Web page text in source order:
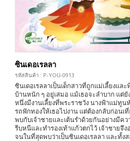
ซินเดอเรลลา
รหัสสินค้า : P-YOU-0913
ซินเดอเรลลาเป็นเด็กสาวที่ถูกแม่เลี้ยงแล
บ้านหนัก ๆ อยู่เสมอ แม้เธอจะลำบาก แต่
หนึ่งมีงานเลี้ยงที่พระราชวัง นางฟ้าแม่ทูน
รถฟักทองให้เธอไปงาน แต่ต้องกลับก่อนเ
พบกับเจ้าชายและเต้นรำด้วยกันอย่างมีคว
รีบหนีและทำรองเท้าแก้วตกไว้ เจ้าชายจึง
จนในที่สุดพบว่าเป็นซินเดอเรลลา และทั้ง